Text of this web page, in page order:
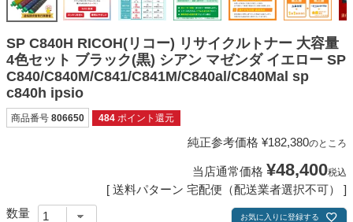
よくある質問
お問い合わせ
会員専用商品
説明書ダウンロード
SP C840H RICOH(リコー) リサイクルトナー 大容量
4色セット ブラック(黒) シアン マゼンダ イエロー SP
C840/C840M/C841/C841M/C840al/C840Mal sp
c840h ipsio
商品番号 806650 484 ポイント還元
純正参考価格 ¥182,380のところ
当店通常価格 ¥48,400税込
送料パターン 宅配便（配送業者選択不可）
お気に入りに登録する